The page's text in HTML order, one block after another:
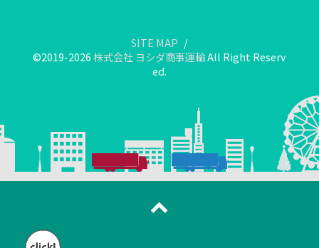
SITE MAP
©2019-2026株式会社 ヨシダ商事運輸All Right Reserv
ed.